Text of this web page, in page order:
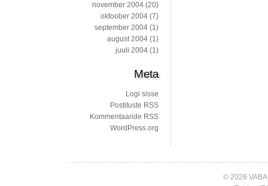
november 2004 (20)
oktoober 2004 (7)
september 2004 (1)
august 2004 (1)
juuli 2004 (1)
Meta
Logi sisse
Postituste RSS
Kommentaaride RSS
WordPress.org
© 2026